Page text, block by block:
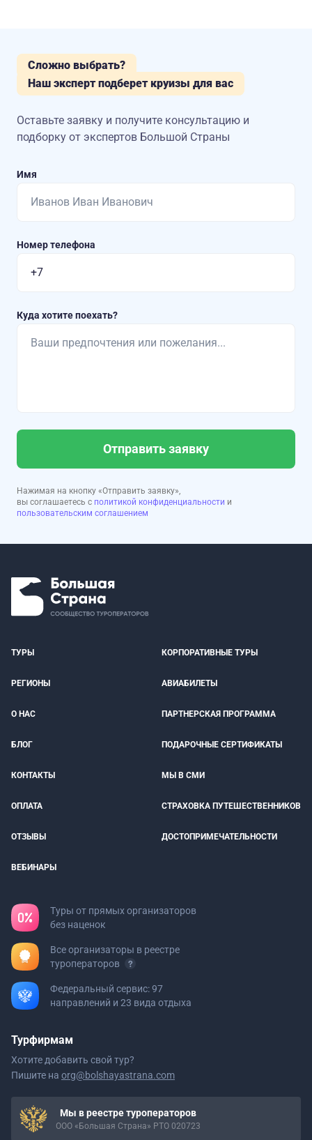
Сложно выбрать?
Наш эксперт подберет круизы для вас
Оставьте заявку и получите консультацию и
подборку от экспертов Большой Страны
Имя
Номер телефона
Куда хотите поехать?
Отправить заявку
Нажимая на кнопку «Отправить заявку»,
вы соглашаетесь с политикой конфиденциальности и
пользовательским соглашением
ТУРЫ КОРПОРАТИВНЫЕ ТУРЫ
РЕГИОНЫ АВИАБИЛЕТЫ
О НАС ПАРТНЕРСКАЯ ПРОГРАММА
БЛОГ ПОДАРОЧНЫЕ СЕРТИФИКАТЫ
КОНТАКТЫ МЫ В СМИ
ОПЛАТА СТРАХОВКА ПУТЕШЕСТВЕННИКОВ
ОТЗЫВЫ ДОСТОПРИМЕЧАТЕЛЬНОСТИ
ВЕБИНАРЫ
Туры от прямых организаторов
без наценок
Все организаторы в реестре
туроператоров
Федеральный сервис: 97
направлений и 23 вида отдыха
Турфирмам
Хотите добавить свой тур?
Пишите на org@bolshayastrana.com
Мы в реестре туроператоров
ООО «Большая Страна» РТО 020723